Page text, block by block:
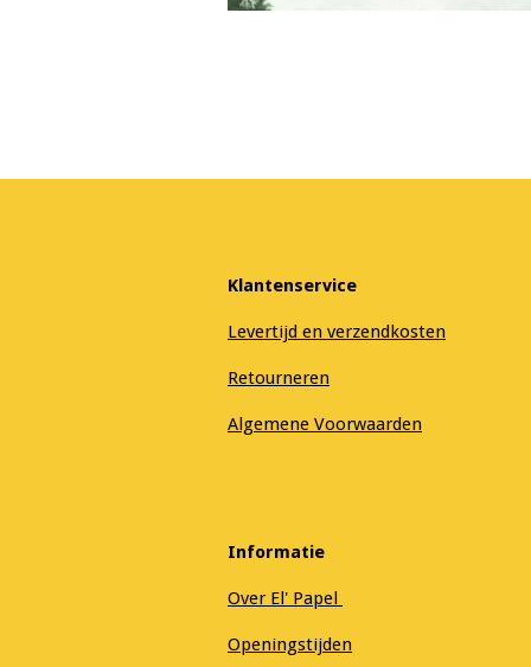
Klantenservice
Levertijd en verzendkosten
Retourneren
Algemene Voorwaarden
Informatie
Over El' Papel
Openingstijden